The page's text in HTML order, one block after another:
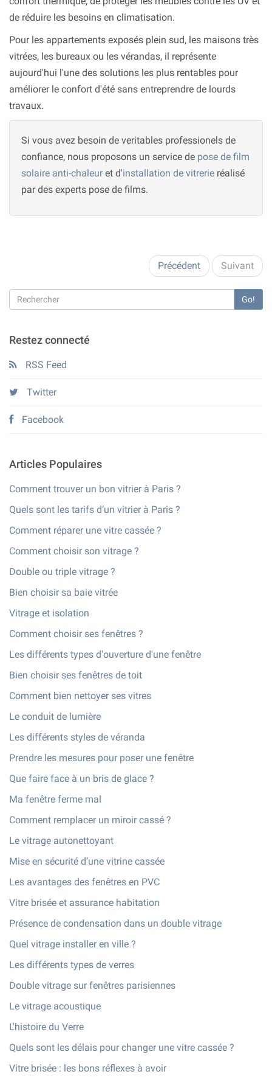
de réduire les besoins en climatisation.
Pour les appartements exposés plein sud, les maisons très
vitrées, les bureaux ou les vérandas, il représente
aujourd'hui l'une des solutions les plus rentables pour
améliorer le confort d'été sans entreprendre de lourds
travaux.
Si vous avez besoin de veritables professionels de
confiance, nous proposons un service de pose de film
solaire anti-chaleur et d'installation de vitrerie réalisé
par des experts pose de films.
Précédent Suivant
Go!
Restez connecté
RSS Feed
Twitter
Facebook
Articles Populaires
Comment trouver un bon vitrier à Paris ?
Quels sont les tarifs d’un vitrier à Paris ?
Comment réparer une vitre cassée ?
Comment choisir son vitrage ?
Double ou triple vitrage ?
Bien choisir sa baie vitrée
Vitrage et isolation
Comment choisir ses fenêtres ?
Les différents types d'ouverture d'une fenêtre
Bien choisir ses fenêtres de toit
Comment bien nettoyer ses vitres
Le conduit de lumière
Les différents styles de véranda
Prendre les mesures pour poser une fenêtre
Que faire face à un bris de glace ?
Ma fenêtre ferme mal
Comment remplacer un miroir cassé ?
Le vitrage autonettoyant
Mise en sécurité d’une vitrine cassée
Les avantages des fenêtres en PVC
Vitre brisée et assurance habitation
Présence de condensation dans un double vitrage
Quel vitrage installer en ville ?
Les différents types de verres
Double vitrage sur fenêtres parisiennes
Le vitrage acoustique
L'histoire du Verre
Quels sont les délais pour changer une vitre cassée ?
Vitre brisée : les bons réflexes à avoir